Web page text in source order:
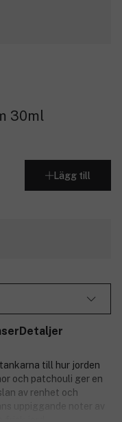
30ml
Lägg till
Detaljer
till hur jorden
och patchouli ger en
av renhet och
uppiggande noter av